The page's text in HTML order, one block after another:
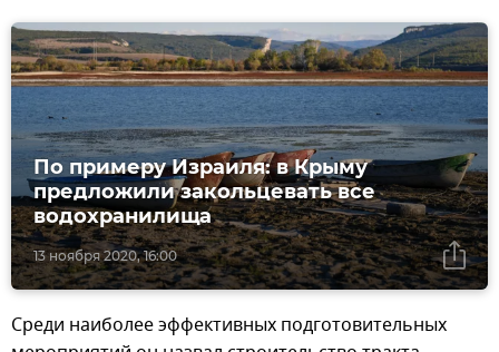
13 ноября 2020, 16:00
По примеру Израиля: в Крыму
предложили закольцевать все
водохранилища
Среди наиболее эффективных подготовительных